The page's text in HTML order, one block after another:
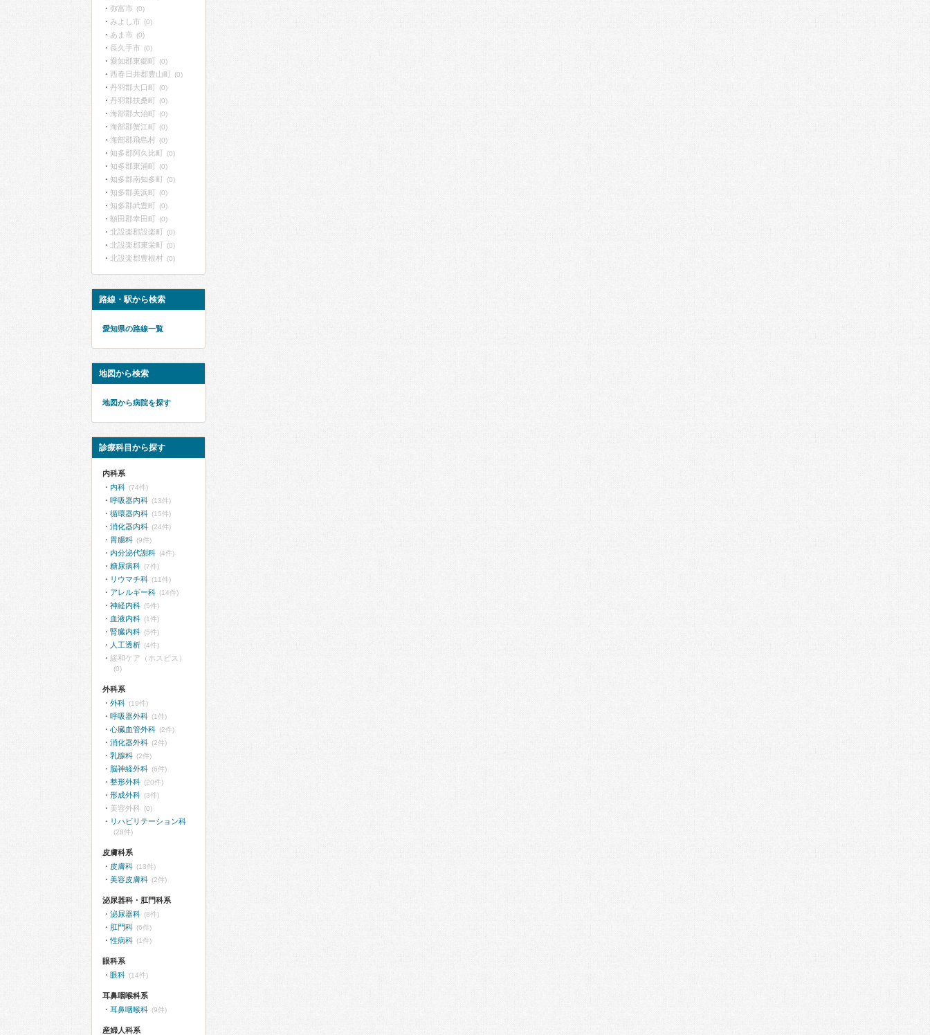
弥富市 (0)
みよし市 (0)
あま市 (0)
長久手市 (0)
愛知郡東郷町 (0)
西春日井郡豊山町 (0)
丹羽郡大口町 (0)
丹羽郡扶桑町 (0)
海部郡大治町 (0)
海部郡蟹江町 (0)
海部郡飛島村 (0)
知多郡阿久比町 (0)
知多郡東浦町 (0)
知多郡南知多町 (0)
知多郡美浜町 (0)
知多郡武豊町 (0)
額田郡幸田町 (0)
北設楽郡設楽町 (0)
北設楽郡東栄町 (0)
北設楽郡豊根村 (0)
路線・駅から検索
愛知県の路線一覧
地図から検索
地図から病院を探す
診療科目から探す
内科系
内科 (74件)
呼吸器内科 (13件)
循環器内科 (15件)
消化器内科 (24件)
胃腸科 (9件)
内分泌代謝科 (4件)
糖尿病科 (7件)
リウマチ科 (11件)
アレルギー科 (14件)
神経内科 (5件)
血液内科 (1件)
腎臓内科 (5件)
人工透析 (4件)
緩和ケア（ホスピス）
(0)
外科系
外科 (19件)
呼吸器外科 (1件)
心臓血管外科 (2件)
消化器外科 (2件)
乳腺科 (2件)
脳神経外科 (6件)
整形外科 (20件)
形成外科 (3件)
美容外科 (0)
リハビリテーション科
(28件)
皮膚科系
皮膚科 (13件)
美容皮膚科 (2件)
泌尿器科・肛門科系
泌尿器科 (8件)
肛門科 (6件)
性病科 (1件)
眼科系
眼科 (14件)
耳鼻咽喉科系
耳鼻咽喉科 (9件)
産婦人科系